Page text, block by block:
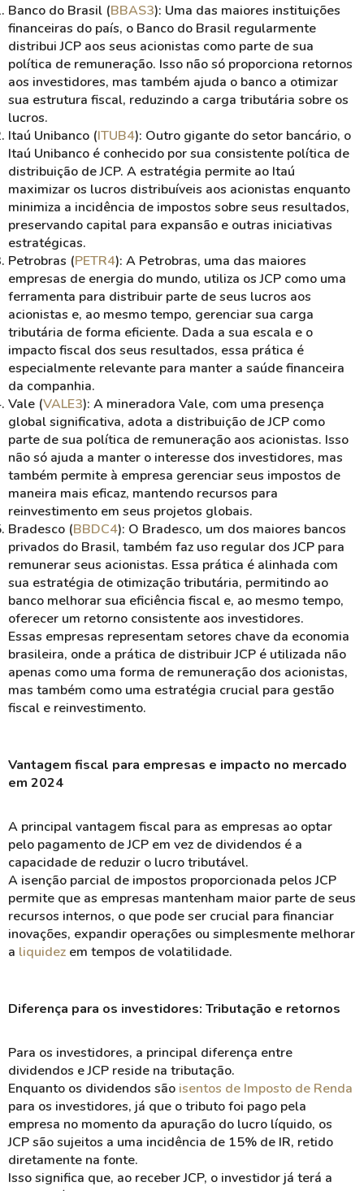
Banco do Brasil (BBAS3): Uma das maiores instituições
financeiras do país, o Banco do Brasil regularmente
distribuiJCP aos seus acionistas como parte de sua
política de remuneração. Isso não só proporciona retornos
aos investidores, mas também ajuda o banco a otimizar
sua estrutura fiscal, reduzindo a carga tributária sobre os
lucros.
Itaú Unibanco (ITUB4): Outro gigante do setor bancário, o
Itaú Unibanco é conhecido por sua consistente política de
distribuição de JCP. A estratégia permite ao Itaú
maximizar os lucros distribuíveis aos acionistas enquanto
minimiza a incidência de impostos sobre seus resultados,
preservando capital para expansão e outras iniciativas
estratégicas.
Petrobras (PETR4): A Petrobras, uma das maiores
empresas de energia do mundo, utiliza osJCP como uma
ferramenta para distribuir parte de seus lucros aos
acionistas e, ao mesmo tempo, gerenciar sua carga
tributária de forma eficiente. Dada a sua escala e o
impacto fiscal dos seus resultados, essa prática é
especialmente relevante para manter a saúde financeira
da companhia.
Vale (VALE3): A mineradora Vale, com uma presença
global significativa, adota a distribuição deJCP como
parte de sua política de remuneração aos acionistas. Isso
não só ajuda a manter o interesse dos investidores, mas
também permite à empresa gerenciar seus impostos de
maneira mais eficaz, mantendo recursos para
reinvestimento em seus projetos globais.
Bradesco (BBDC4): O Bradesco, um dos maiores bancos
privados do Brasil, também faz uso regular dosJCP para
remunerar seus acionistas. Essa prática é alinhada com
sua estratégia de otimização tributária, permitindo ao
banco melhorar sua eficiência fiscal e, ao mesmo tempo,
oferecer um retorno consistente aos investidores.
Essas empresas representam setores chave da economia
brasileira, onde a prática de distribuirJCP é utilizada não
apenas como uma forma de remuneração dos acionistas,
mas também como uma estratégia crucial para gestão
fiscal e reinvestimento.
Vantagem fiscal para empresas e impacto no mercado
em 2024
A principalvantagem fiscal para as empresas ao optar
pelo pagamento deJCP em vez de dividendos é a
capacidade de reduzir o lucro tributável.
A isenção parcial de impostos proporcionada pelos JCP
permite que as empresas mantenham maior parte de seus
recursos internos, o que pode ser crucial para financiar
inovações, expandir operações ou simplesmente melhorar
a liquidez em tempos de volatilidade.
Diferença para os investidores: Tributação e retornos
Para os investidores, a principal diferença entre
dividendos eJCP reside na tributação.
Enquanto os dividendos são isentos de Imposto de Renda
para os investidores, já que o tributo foi pago pela
empresa no momento da apuração do lucro líquido, os
JCPsão sujeitos a uma incidência de 15% de IR, retido
diretamente na fonte.
Isso significa que, ao receber JCP, o investidor já terá a